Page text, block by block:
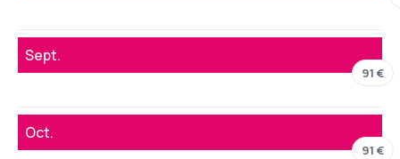
Sept.
91 €
Oct.
91 €